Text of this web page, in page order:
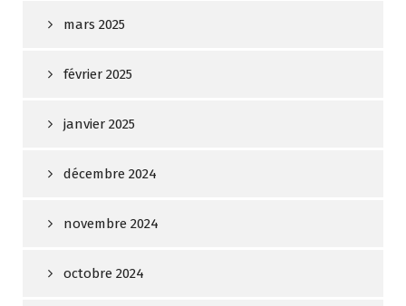
mars 2025
février 2025
janvier 2025
décembre 2024
novembre 2024
octobre 2024